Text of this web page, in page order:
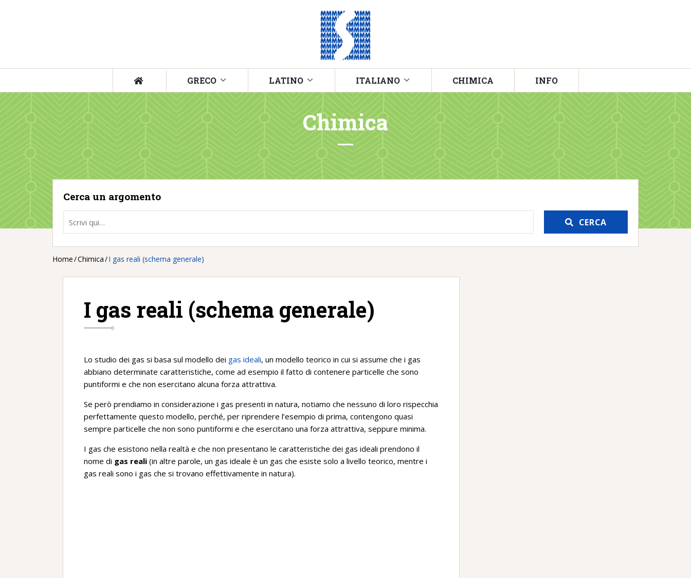
GRECO LATINO ITALIANO CHIMICA INFO
Chimica
Cerca un argomento
CERCA
Home/Chimica/I gas reali (schema generale)
I gas reali (schema generale)
Lo studio dei gas si basa sul modello dei gas ideali, un modello teorico in cui si assume che i gas
abbiano determinate caratteristiche, come ad esempio il fatto di contenere particelle che sono
puntiformi e che non esercitano alcuna forza attrattiva.
Se però prendiamo in considerazione i gas presenti in natura, notiamo che nessuno di loro rispecchia
perfettamente questo modello, perché, per riprendere l’esempio di prima, contengono quasi
sempre particelle che non sono puntiformi e che esercitano una forza attrattiva, seppure minima.
I gas che esistono nella realtà e che non presentano le caratteristiche dei gas ideali prendono il
nome di gas reali (in altre parole, un gas ideale è un gas che esiste solo a livello teorico, mentre i
gas reali sono i gas che si trovano effettivamente in natura).